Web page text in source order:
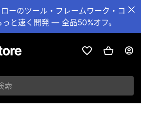
ーのツール・フレームワーク・コ
っと速く開発 — 全品50%オフ。